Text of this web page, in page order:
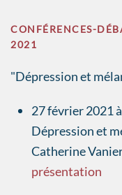
CONFÉRENCES-
2021
"Dépression et
27 février 2021
Dépression et
Catherine
présentation